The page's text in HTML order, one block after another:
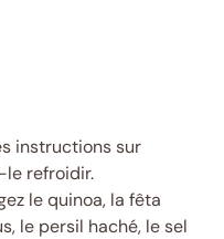
instructions sur
le refroidir.
le quinoa, la fêta
le persil haché, le sel